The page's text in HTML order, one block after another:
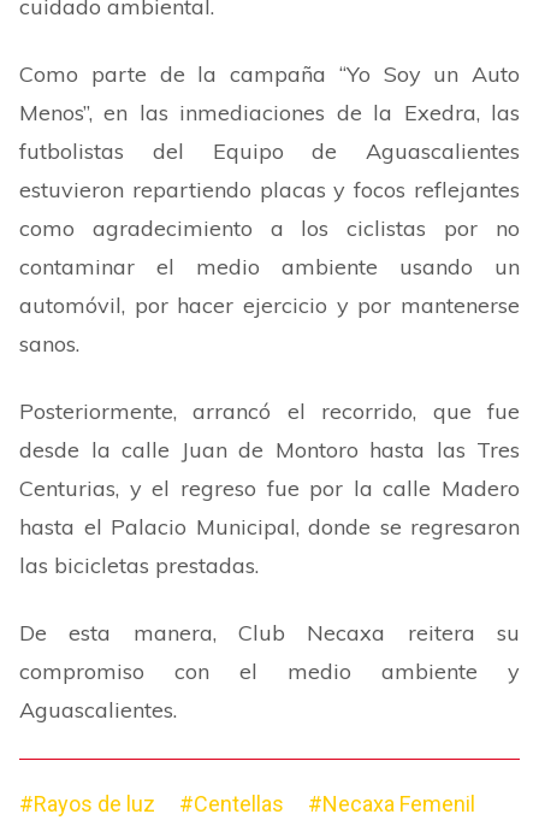
cuidado ambiental.
Como parte de la campaña “Yo Soy un Auto
Menos”, en las inmediaciones de la Exedra, las
futbolistas del Equipo de Aguascalientes
estuvieron repartiendo placas y focos reflejantes
como agradecimiento a los ciclistas por no
contaminar el medio ambiente usando un
automóvil, por hacer ejercicio y por mantenerse
sanos.
Posteriormente, arrancó el recorrido, que fue
desde la calle Juan de Montoro hasta las Tres
Centurias, y el regreso fue por la calle Madero
hasta el Palacio Municipal, donde se regresaron
las bicicletas prestadas.
De esta manera, Club Necaxa reitera su
compromiso con el medio ambiente y
Aguascalientes.
#Rayos de luz #Centellas
#Necaxa Femenil